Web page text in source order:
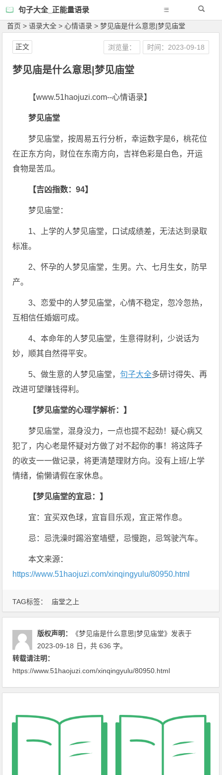
句子大全_正能量语录
首页 >语录大全 > 心情语录 >梦见庙是什么意思|梦见庙堂
梦见庙是什么意思|梦见庙堂
浏览量： 时间：2023-09-18
正文
TAG标签： 庙堂之上
【www.51haojuzi.com--心情语录】
梦见庙堂
梦见庙堂，按周易五行分析，幸运数字是6，桃花位
在正东方向，财位在东南方向，吉祥色彩是白色，开运
食物是苦瓜。
【吉凶指数：94】
梦见庙堂：
1、上学的人梦见庙堂，口试成绩差，无法达到录取
标准。
2、怀孕的人梦见庙堂，生男。六、七月生女，防早
产。
3、恋爱中的人梦见庙堂，心情不稳定，忽冷忽热，
互相信任婚姻可成。
4、本命年的人梦见庙堂，生意得财利，少说话为
妙，顺其自然得平安。
5、做生意的人梦见庙堂， 句子大全多研讨得失、再
改进可望赚钱得利。
【梦见庙堂的心理学解析：】
梦见庙堂，混身没力，一点也提不起劲！疑心病又
犯了，内心老是怀疑对方做了对不起你的事！将这阵子
的收支一一做记录，将更清楚理财方向。没有上班/上学
情绪，偷懒请假在家休息。
【梦见庙堂的宜忌：】
宜：宜买双色球，宜盲目乐观，宜正常作息。
忌：忌洗澡时踢浴室墙壁，忌慢跑，忌驾驶汽车。
本文来源：
https://www.51haojuzi.com/xinqingyulu/80950.html
版权声明： 《梦见庙是什么意思|梦见庙堂》 发表于
2023-09-18 日 ，共 636 字。
转载请注明：
https://www.51haojuzi.com/xinqingyulu/80950.html